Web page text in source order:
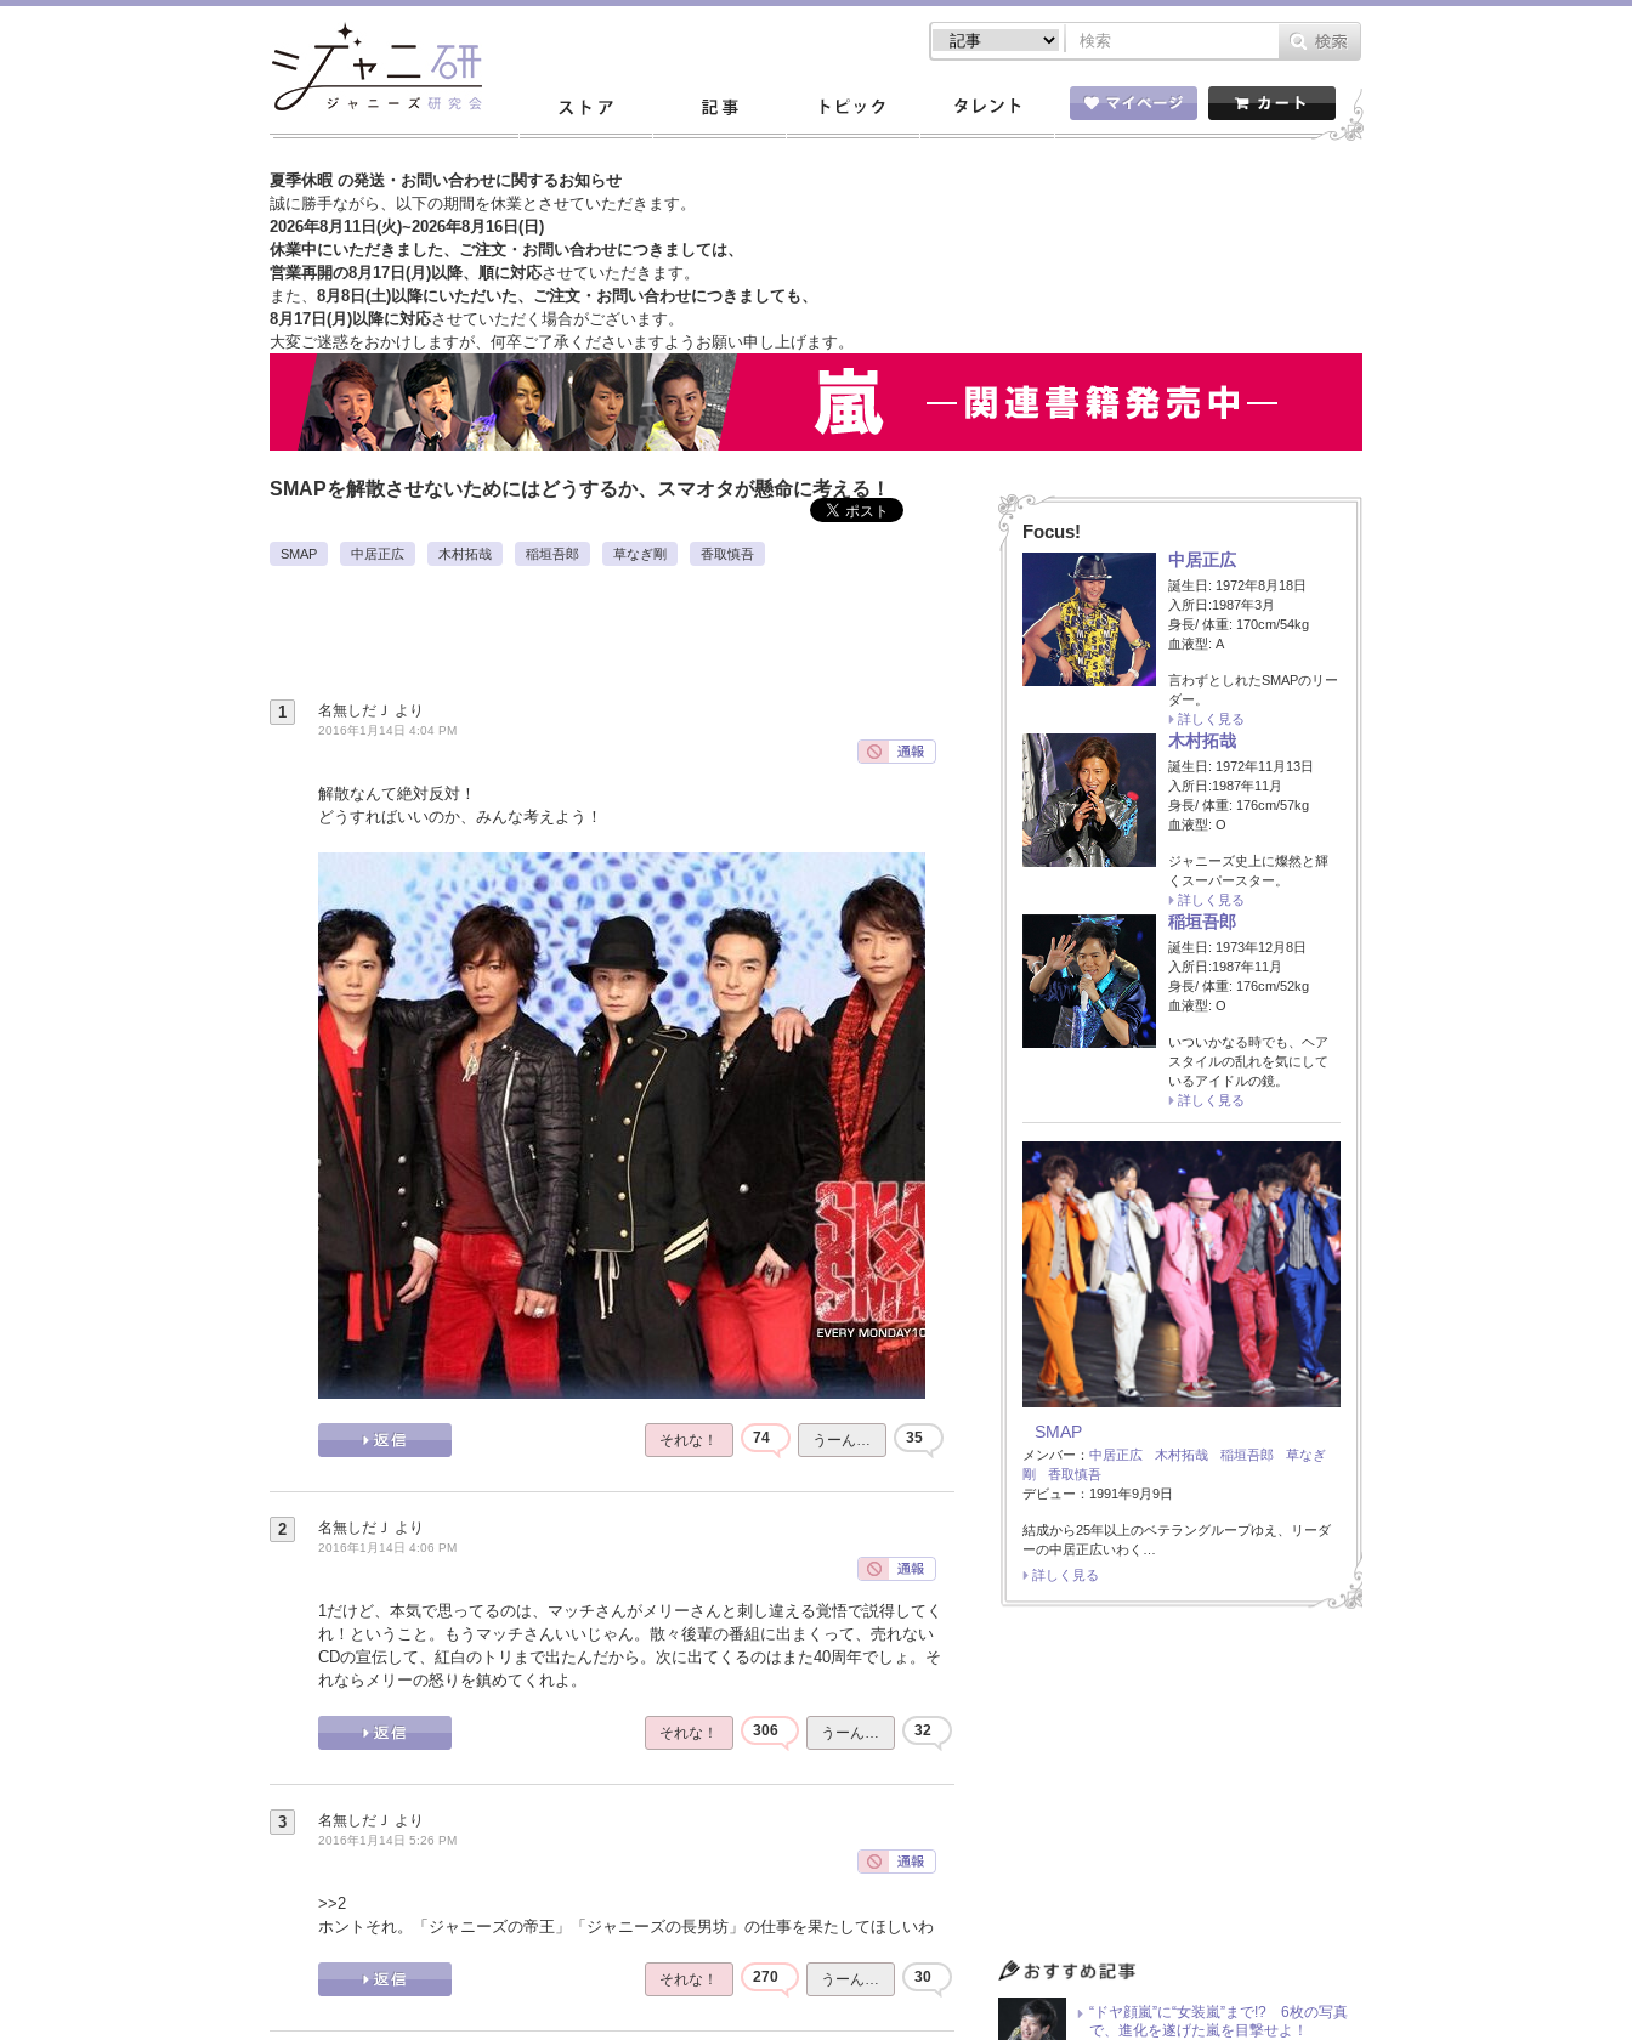
夏季休暇 の発送・お問い合わせに関するお知らせ
誠に勝手ながら、以下の期間を休業とさせていただきます。
2026年8月11日(火)~2026年8月16日(日)
休業中にいただきました、ご注文・お問い合わせにつきましては、
営業再開の8月17日(月)以降、順に対応させていただきます。
また、 8月8日(土)以降にいただいた、ご注文・ お問い合わせにつきましても、
8月17日(月)以降に対応させていただく場合がございます。
大変ご迷惑をおかけしますが、 何卒ご了承くださいますようお願い申し上げます。
SMAPを解散させないためにはどうするか、スマオタが懸命に考える！
SMAP 中居正広 木村拓哉 稲垣吾郎 草なぎ剛 香取慎吾
1 名無しだＪ より
2016年1月14日 4:04 PM
解散なんて絶対反対！
どうすればいいのか、みんな考えよう！
それな！ 74 うーん… 35
2 名無しだＪ より
2016年1月14日 4:06 PM
1だけど、本気で思ってるのは、マッチさんがメリーさんと刺し違える覚悟で説得してく
れ！ということ。もうマッチさんいいじゃん。散々後輩の番組に出まくって、売れない
CDの宣伝して、紅白のトリまで出たんだから。次に出てくるのはまた40周年でしょ。そ
れならメリーの怒りを鎮めてくれよ。
それな！ 306 うーん… 32
3 名無しだＪ より
2016年1月14日 5:26 PM
>>2
ホントそれ。「ジャニーズの帝王」「ジャニーズの長男坊」の仕事を果たしてほしいわ
それな！ 270 うーん… 30
Focus!
中居正広
誕生日: 1972年8月18日
入所日:1987年3月
身長/ 体重: 170cm/54kg
血液型: A
言わずとしれたSMAPのリー
ダー。
詳しく見る
木村拓哉
誕生日: 1972年11月13日
入所日:1987年11月
身長/ 体重: 176cm/57kg
血液型: O
ジャニーズ史上に燦然と輝
くスーパースター。
詳しく見る
稲垣吾郎
誕生日: 1973年12月8日
入所日:1987年11月
身長/ 体重: 176cm/52kg
血液型: O
いついかなる時でも、ヘア
スタイルの乱れを気にして
いるアイドルの鏡。
詳しく見る
SMAP
メンバー： 中居正広 木村拓哉 稲垣吾郎
草なぎ
剛
香取慎吾
デビュー：1991年9月9日
結成から25年以上のベテラングループゆえ、リーダ
ーの中居正広いわく…
詳しく見る
“ドヤ顔嵐”に“女装嵐”まで!? 6枚の写真
で、進化を遂げた嵐を目撃せよ！